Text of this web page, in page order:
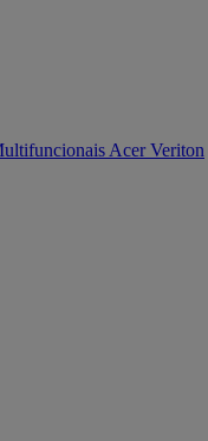
Acer Veriton